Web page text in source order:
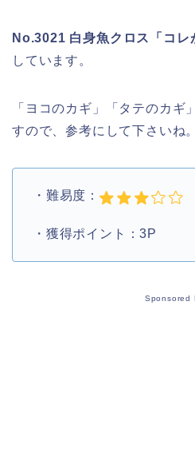
No.3021 白身魚クロス「コレ
しています。
「ヨコのカギ」「タテのカギ
すので、参考にして下さいね。
・難易度：
・獲得ポイント：3P
Sponsored